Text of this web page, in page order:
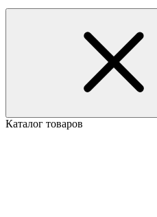
Каталог товаров